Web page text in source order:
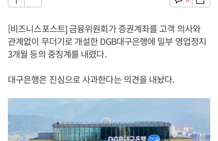
[비즈니스포스트] 금융위원회가 증권계좌를 고객 의사와
관계없이 무더기로 개설한 DGB대구은행에 일부 영업정지
3개월 등의 중징계를 내렸다.
대구은행은 진심으로 사과한다는 의견을 내놨다.